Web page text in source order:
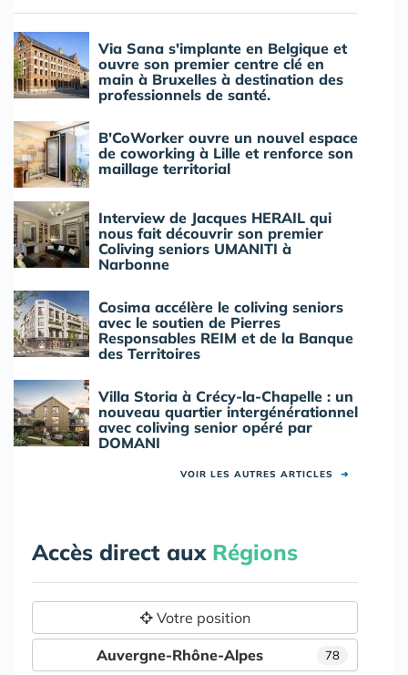
Via Sana s'implante en Belgique et
ouvre son premier centre clé en
main à Bruxelles à destination des
professionnels de santé.
B'CoWorker ouvre un nouvel espace
de coworking à Lille et renforce son
maillage territorial
Interview de Jacques HERAIL qui
nous fait découvrir son premier
Coliving seniors UMANITI à
Narbonne
Cosima accélère le coliving seniors
avec le soutien de Pierres
Responsables REIM et de la Banque
des Territoires
Villa Storia à Crécy-la-Chapelle : un
nouveau quartier intergénérationnel
avec coliving senior opéré par
DOMANI
VOIR LES AUTRES ARTICLES ➜
Accès direct aux Régions
Votre position
78
Auvergne-Rhône-Alpes